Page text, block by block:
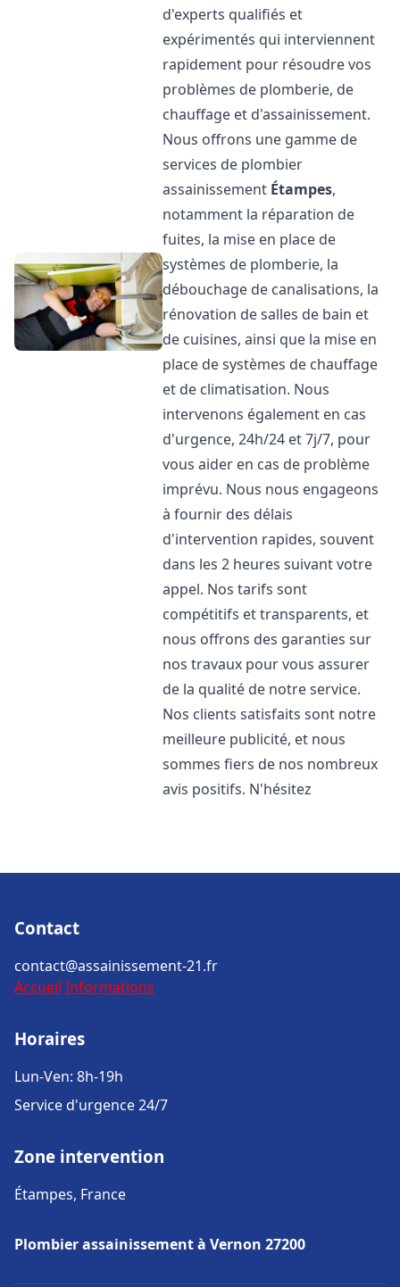
d'experts qualifiés et
expérimentés qui interviennent
rapidement pour résoudre vos
problèmes de plomberie, de
chauffage et d'assainissement.
Nous offrons une gamme de
services de plombier
assainissement Étampes,
notamment la réparation de
fuites, la mise en place de
systèmes de plomberie, la
débouchage de canalisations, la
rénovation de salles de bain et
de cuisines, ainsi que la mise en
place de systèmes de chauffage
et de climatisation. Nous
intervenons également en cas
d'urgence, 24h/24 et 7j/7, pour
vous aider en cas de problème
imprévu. Nous nous engageons
à fournir des délais
d'intervention rapides, souvent
dans les 2 heures suivant votre
appel. Nos tarifs sont
compétitifs et transparents, et
nous offrons des garanties sur
nos travaux pour vous assurer
de la qualité de notre service.
Nos clients satisfaits sont notre
meilleure publicité, et nous
sommes fiers de nos nombreux
avis positifs. N'hésitez
Contact
contact@assainissement-21.fr
Accueil Informations
Horaires
Lun-Ven: 8h-19h
Service d'urgence 24/7
Zone intervention
Étampes, France
Plombier assainissement à Vernon 27200